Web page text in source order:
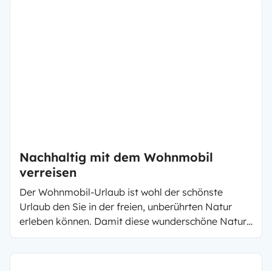
Nachhaltig mit dem Wohnmobil
verreisen
Der Wohnmobil-Urlaub ist wohl der schönste
Urlaub den Sie in der freien, unberührten Natur
erleben können. Damit diese wunderschöne Natur
auch für Ihre Kinder erhalten bleibt, gibt es viele